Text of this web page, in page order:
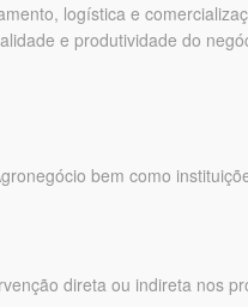
logística e
e produtividade do
bem como
direta ou indireta nos